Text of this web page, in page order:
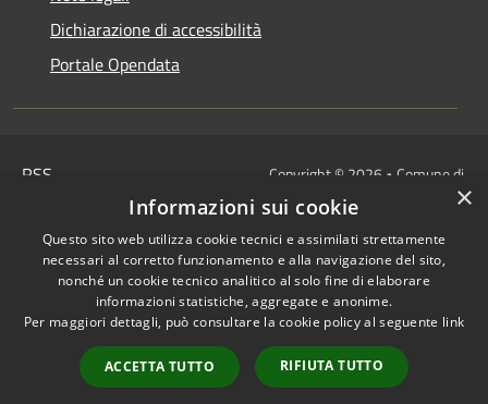
Dichiarazione di accessibilità
Portale Opendata
RSS
Cookie
Mappa del sito
IBAN COMUNALI: per i cittadini
IT48Z0851453760000000120312
IT32I0100004306TU0000005820
Copyright © 2026 • Comune di
Villongo • Powered by
redazione
×
Informazioni sui cookie
Questo sito web utilizza cookie tecnici e assimilati strettamente
necessari al corretto funzionamento e alla navigazione del sito,
nonché un cookie tecnico analitico al solo fine di elaborare
informazioni statistiche, aggregate e anonime.
Per maggiori dettagli, può consultare la cookie policy al seguente link
ACCETTA TUTTO RIFIUTA TUTTO